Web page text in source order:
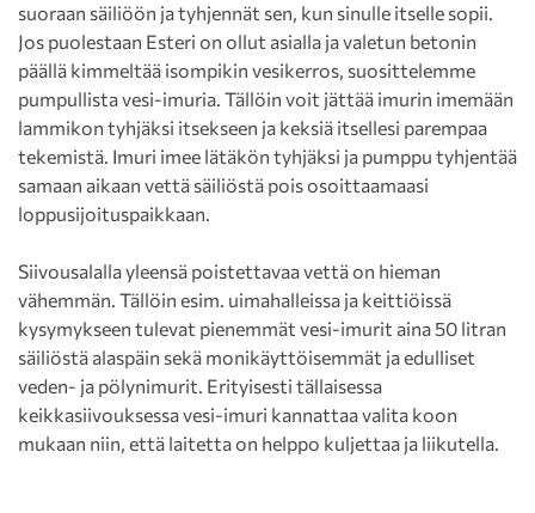
suoraan säiliöön ja tyhjennät sen, kun sinulle itselle sopii.
Jos puolestaan Esteri on ollut asialla ja valetun betonin
päällä kimmeltää isompikin vesikerros, suosittelemme
pumpullista vesi-imuria. Tällöin voit jättää imurin imemään
lammikon tyhjäksi itsekseen ja keksiä itsellesi parempaa
tekemistä. Imuri imee lätäkön tyhjäksi ja pumppu tyhjentää
samaan aikaan vettä säiliöstä pois osoittaamaasi
loppusijoituspaikkaan.
Siivousalalla yleensä poistettavaa vettä on hieman
vähemmän. Tällöin esim. uimahalleissa ja keittiöissä
kysymykseen tulevat pienemmät vesi-imurit aina 50 litran
säiliöstä alaspäin sekä monikäyttöisemmät ja edulliset
veden- ja pölynimurit. Erityisesti tällaisessa
keikkasiivouksessa vesi-imuri kannattaa valita koon
mukaan niin, että laitetta on helppo kuljettaa ja liikutella.